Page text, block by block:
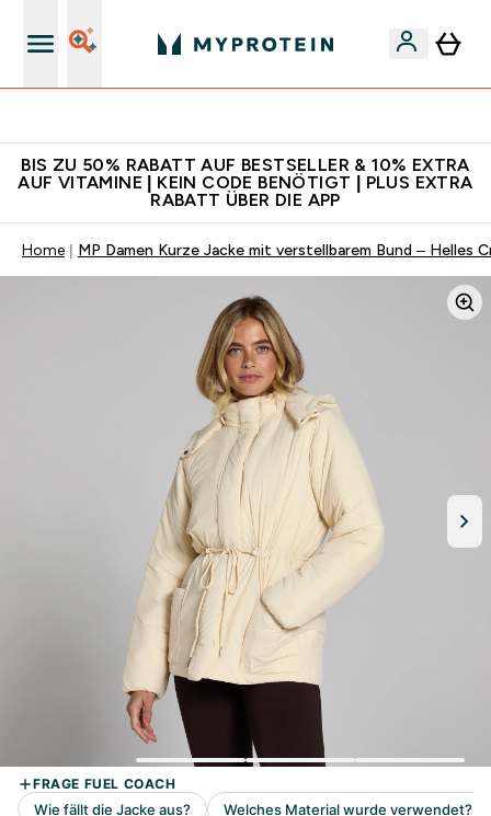
BIS ZU 50% RABATT AUF BESTSELLER & 10% EXTRA
AUF VITAMINE | KEIN CODE BENÖTIGT | PLUS EXTRA
RABATT ÜBER DIE APP
Home MP Damen Kurze Jacke mit verstellbarem Bund – Helles